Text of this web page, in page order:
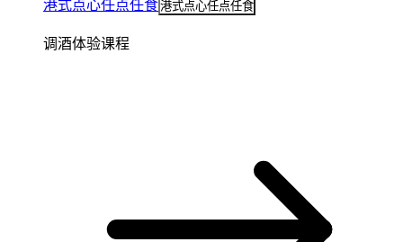
港式点心任点任食港式点心任点任食
调酒体验课程